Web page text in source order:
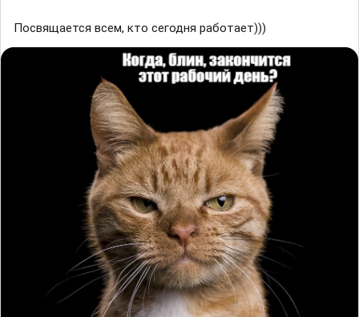
Посвящается всем, кто сегодня работает)))